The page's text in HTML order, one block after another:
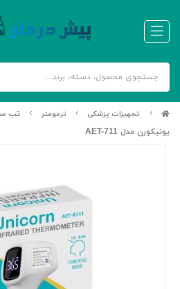
تجهیزات پزشکی ترمومتر
تب
یونیکورن مدل AET-711